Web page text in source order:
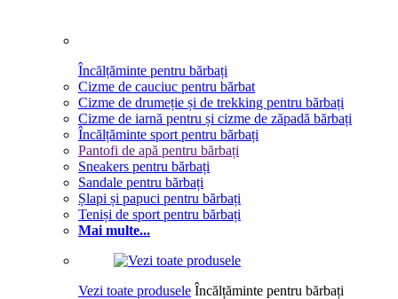
Încălțăminte pentru bărbați
Cizme de cauciuc pentru bărbat
Cizme de drumeție și de trekking pentru bărbați
Cizme de iarnă pentru și cizme de zăpadă bărbați
Încălțăminte sport pentru bărbați
Pantofi de apă pentru bărbați
Sneakers pentru bărbați
Sandale pentru bărbați
Șlapi și papuci pentru bărbați
Teniși de sport pentru bărbați
Mai multe...
Vezi toate produsele Încălțăminte pentru bărbați